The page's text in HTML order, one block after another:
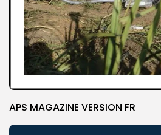
APS MAGAZINE VERSION FR